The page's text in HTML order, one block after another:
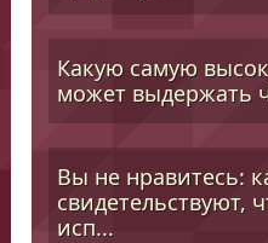
Какую самую
может выдержать
Вы не нравитесь:
свидетельствуют,
исп...